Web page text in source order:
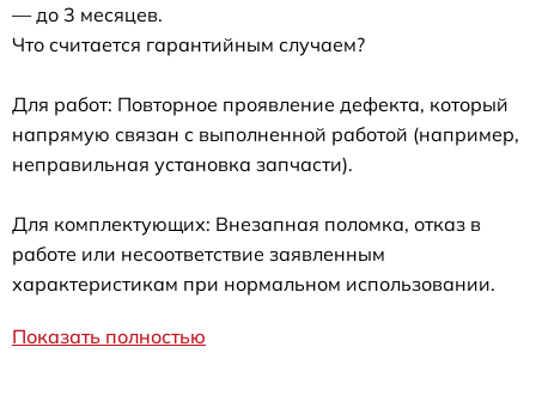
— до 3 месяцев.
Что считается гарантийным случаем?
Для работ: Повторное проявление дефекта, который
напрямую связан с выполненной работой (например,
неправильная установка запчасти).
Для комплектующих: Внезапная поломка, отказ в
работе или несоответствие заявленным
характеристикам при нормальном использовании.
Показать полностью